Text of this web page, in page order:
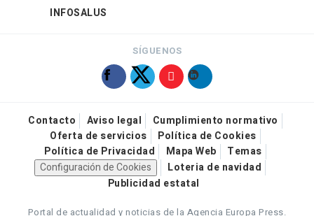
INFOSALUS
SÍGUENOS
Contacto Aviso legal
Cumplimiento normativo
Oferta de servicios
Política de Cookies
Política de Privacidad
Mapa Web
Temas
Configuración de Cookies
Loteria de navidad
Publicidad estatal
Portal de actualidad y noticias de la Agencia Europa Press.